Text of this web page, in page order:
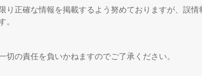
正確な情報を掲載するよう努めておりますが、誤情
の責任を負いかねますのでご了承ください。